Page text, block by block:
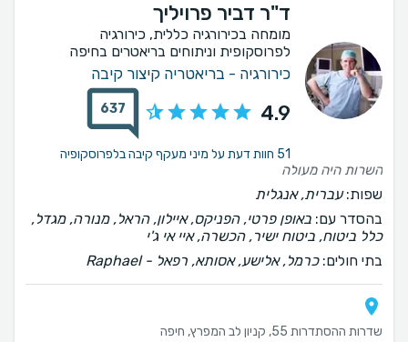
ד"ר דביר פרויליך
מומחה בכירורגיה כללית, כירורגיה
לפרוסקופית וניתוחים בריאטרים בחיפה
כירורגיה - בריאטריה קיצור קיבה
4.9
637
51 חוות דעת על מיני מעקף קיבה בלפרוסקופיה
השרות היה מעולה
שפות:עברית, אנגלית
בהסדר עם: באופן פרטי, הפניקס, איילון, הראל, מנורה, מגדל,
כלל ביטוח, ביטוח ישיר, הכשרה, איי אי ג'י
בתי חולים:כרמל, אלישע, אסותא, רפאל - Raphael
שדרות ההסתדרות 55, קניון לב המפרץ, חיפה